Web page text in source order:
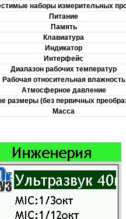
наборы измерительных
Питание
Память
Клавиатура
Индикатор
Интерфейс
Диапазон рабочих температур
Рабочая относительная влажность
Атмосферное давление
размеры (без первичных
Масса